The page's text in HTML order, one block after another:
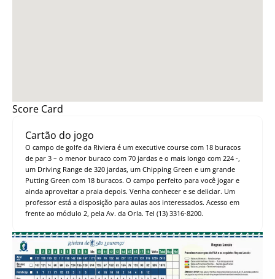
Score Card
Cartão do jogo
O campo de golfe da Riviera é um executive course com 18 buracos
de par 3 – o menor buraco com 70 jardas e o mais longo com 224 -,
um Driving Range de 320 jardas, um Chipping Green e um grande
Putting Green com 18 buracos. O campo perfeito para você jogar e
ainda aproveitar a praia depois. Venha conhecer e se deliciar. Um
professor está a disposição para aulas aos interessados. Acesso em
frente ao módulo 2, pela Av. da Orla. Tel (13) 3316-8200.